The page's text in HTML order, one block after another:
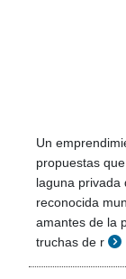
Un
propuestas
laguna privada
reconocida
amantes de la
truchas de r